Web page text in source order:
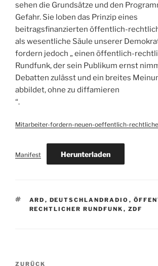
sehen die Grundsätze und den
Gefahr. Sie loben das Prinzip eines
beitragsfinanzierten öffentlich-
als wesentliche Säule unserer
fordern jedoch „ einen öffentlich-
Rundfunk, der sein Publikum ernst
Debatten zulässt und ein breites
abbildet, ohne zu diffamieren
“.
Mitarbeiter-fordern-neuen-oeffentlich-
Manifest Herunterladen
SCHLAGWÖRTER
ARD , DEUTSCHLANDRADIO ,
RECHTLICHER RUNDFUNK , ZDF
Beitragsnavigation
ZURÜCK